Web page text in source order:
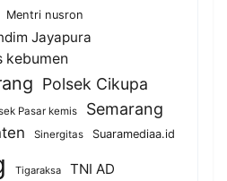
Mentri nusron
Jayapura
kebumen
Polsek Cikupa
Pasar kemis Semarang
Sinergitas Suaramediaa.id
Tigaraksa
TNI AD